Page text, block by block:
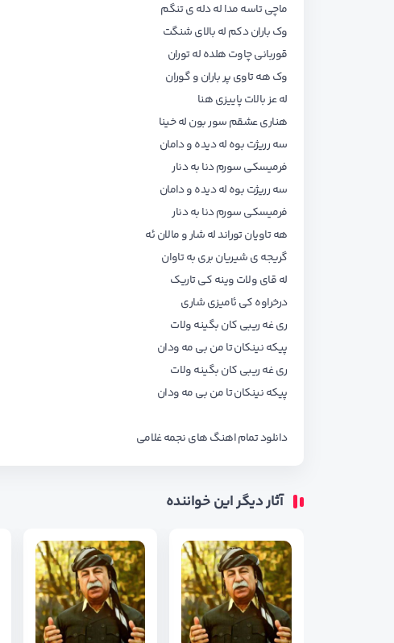
ماچی تاسه مدا له دله ی تنگم
وک باران دکم له بالای شنگت
قوربانی چاوت هلده له توران
وک هه تاوی پر باران و گوران
له عز بالات پاییزی هنا
هناری عشقم سور بون له خینا
سه رریژت بوه له دیده و دامان
فرمیسکی سورم دنا به دنار
سه رریژت بوه له دیده و دامان
فرمیسکی سورم دنا به دنار
هه تاویان توراند له شار و مالان ئه
گریجه ی شیریان بری به تاوان
له قای ولات وینه کی تاریک
درخراوه کی ئامیزی شاری
ری غه ریبی کان بگینه ولات
پیکه نینکان تا من بی مه ودان
ری غه ریبی کان بگینه ولات
پیکه نینکان تا من بی مه ودان
دانلود تمام اهنگ های نجمه غلامی
آثار دیگر این خواننده